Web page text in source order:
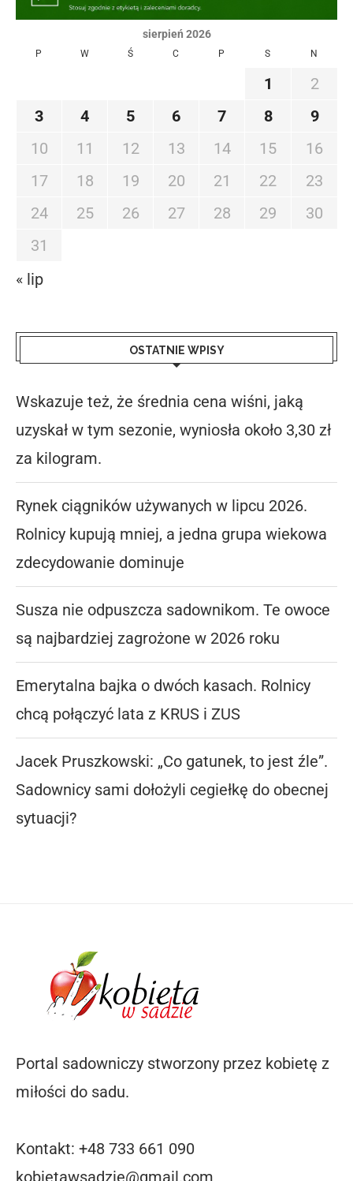
sierpień 2026
P W Ś C P S N
1
2
3
4 5 6 7 8
9
10
11 12 13 14 15
16
17
18 19 20 21 22
23
24
25 26 27 28 29
30
31
« lip
OSTATNIE WPISY
Wskazuje też, że średnia cena wiśni, jaką
uzyskał w tym sezonie, wyniosła około 3,30 zł
za kilogram.
Rynek ciągników używanych w lipcu 2026.
Rolnicy kupują mniej, a jedna grupa wiekowa
zdecydowanie dominuje
Susza nie odpuszcza sadownikom. Te owoce
są najbardziej zagrożone w 2026 roku
Emerytalna bajka o dwóch kasach. Rolnicy
chcą połączyć lata z KRUS i ZUS
Jacek Pruszkowski: „Co gatunek, to jest źle”.
Sadownicy sami dołożyli cegiełkę do obecnej
sytuacji?
Portal sadowniczy stworzony przez kobietę z
miłości do sadu.
Kontakt: +48 733 661 090
kobietawsadzie@gmail.com